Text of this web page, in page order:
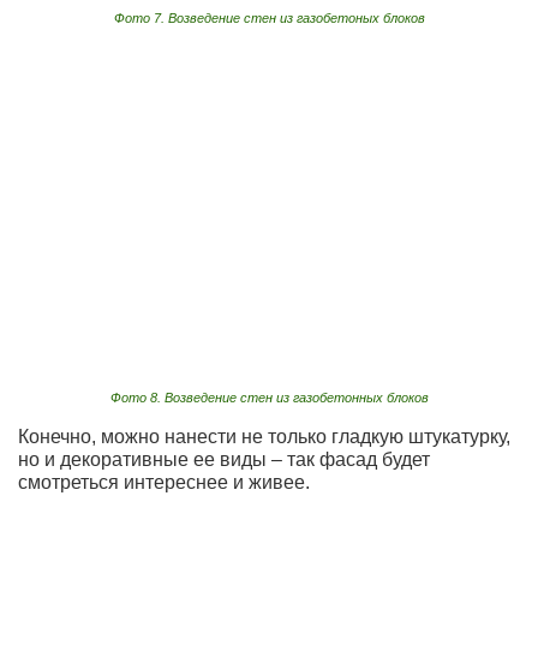
Фото 7. Возведение стен из газобетоных блоков
Фото 8. Возведение стен из газобетонных блоков
Конечно, можно нанести не только гладкую штукатурку,
но и декоративные ее виды – так фасад будет
смотреться интереснее и живее.